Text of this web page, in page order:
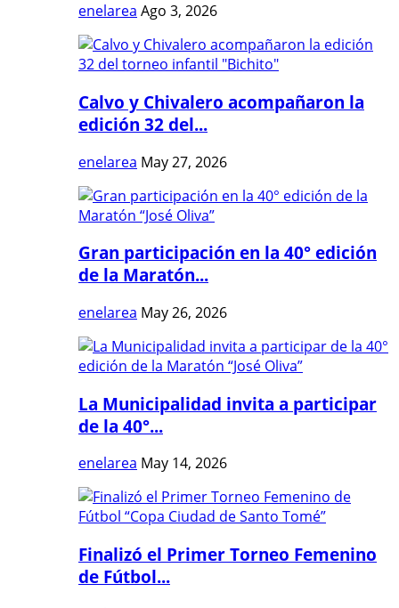
enelarea Ago 3, 2026
Calvo y Chivalero acompañaron la
edición 32 del...
enelarea May 27, 2026
Gran participación en la 40° edición
de la Maratón...
enelarea May 26, 2026
La Municipalidad invita a participar
de la 40°...
enelarea May 14, 2026
Finalizó el Primer Torneo Femenino
de Fútbol...